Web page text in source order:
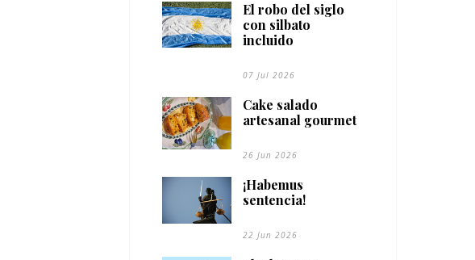
El robo del siglo
con silbato
incluido
07 Jul 2026
Cake salado
artesanal gourmet
26 Jun 2026
¡Habemus
sentencia!
22 Jun 2026